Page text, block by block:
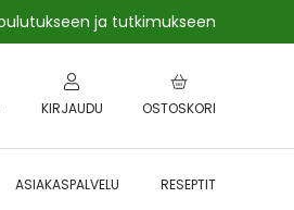
ja tutkimukseen
OSTOSKORI
KIRJAUDU
ASIAKASPALVELU RESEPTIT